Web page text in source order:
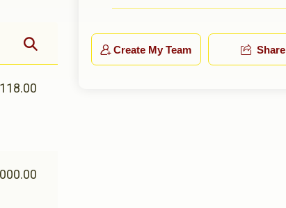
Create My Team Share